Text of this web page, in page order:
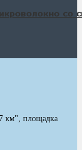
со
км", площадка